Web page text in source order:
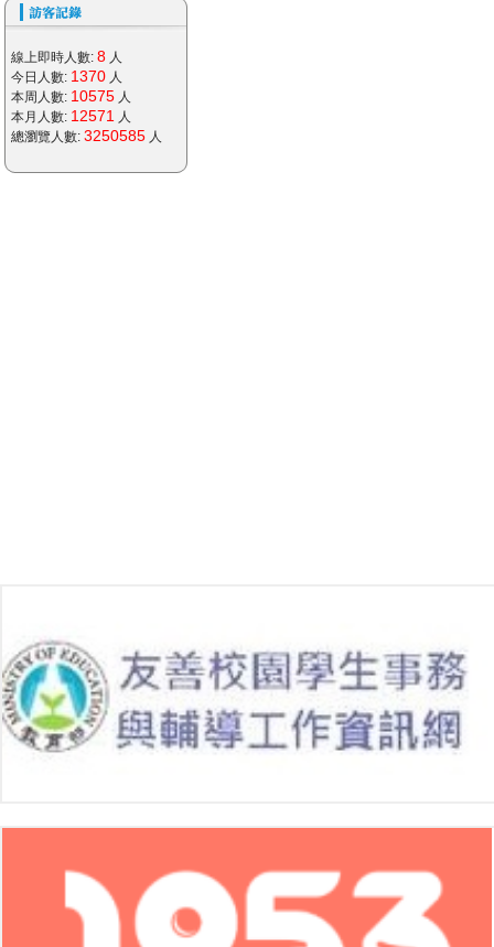
線上即時人數: 8 人
今日人數: 1370 人
本周人數: 10575 人
本月人數: 12571 人
總瀏覽人數: 3250585 人